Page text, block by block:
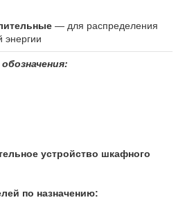
― для распределения
энергии
устройство шкафного
по назначению: